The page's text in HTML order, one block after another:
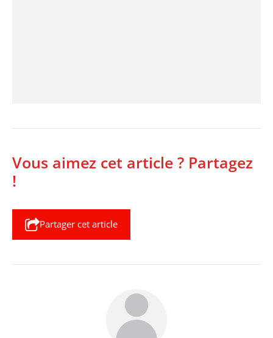
Vous aimez cet article ? Partagez
!
Partager cet article